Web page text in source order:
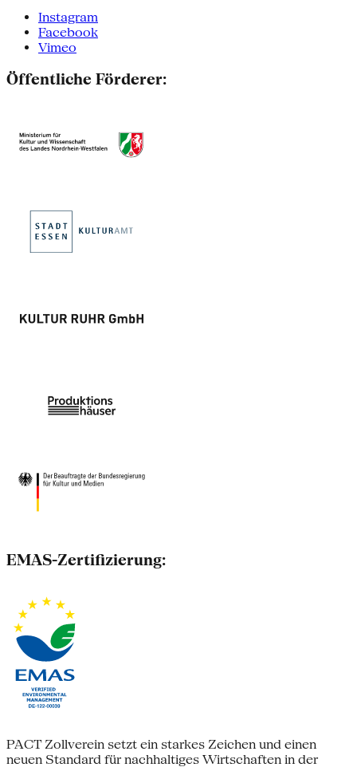
Instagram
Facebook
Vimeo
Öffentliche Förderer:
EMAS-Zertifizierung:
PACT Zollverein setzt ein starkes Zeichen und einen
neuen Standard für nachhaltiges Wirtschaften in der